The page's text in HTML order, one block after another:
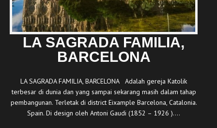
LA SAGRADA FAMILIA,
BARCELONA
LA SAGRADA FAMILIA, BARCELONA Adalah gereja Katolik
terbesar di dunia dan yang sampai sekarang masih dalam tahap
pembangunan. Terletak di district Eixample Barcelona, Catalonia.
Spain. Di design oleh Antoni Gaudi (1852 – 1926 ).…